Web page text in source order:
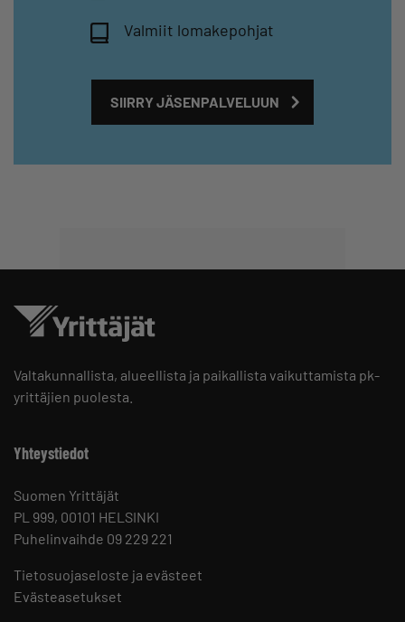
Valmiit lomakepohjat
SIIRRY JÄSENPALVELUUN
Valtakunnallista, alueellista ja paikallista vaikuttamista pk-
yrittäjien puolesta.
Yhteystiedot
Suomen Yrittäjät
PL 999, 00101 HELSINKI
Puhelinvaihde 09 229 221
Tietosuojaseloste ja evästeet
Evästeasetukset